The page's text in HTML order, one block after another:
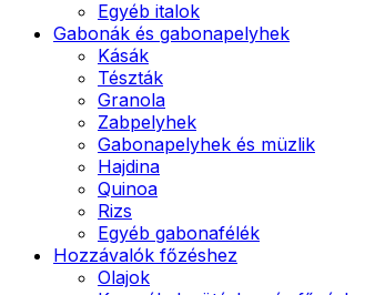
Egyéb italok
Gabonák és gabonapelyhek
Kásák
Tészták
Granola
Zabpelyhek
Gabonapelyhek és müzlik
Hajdina
Quinoa
Rizs
Egyéb gabonafélék
Hozzávalók főzéshez
Olajok